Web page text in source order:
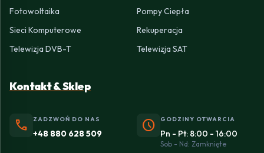
Fotowoltaika
Pompy Ciepła
Sieci Komputerowe
Rekuperacja
Telewizja DVB-T
Telewizja SAT
Kontakt & Sklep
phone ZADZWOŃ DO NAS
+48 880 628 509 schedule GODZINY OTWARCIA
Pn - Pt: 8:00 - 16:00
Sob - Nd: Zamknięte